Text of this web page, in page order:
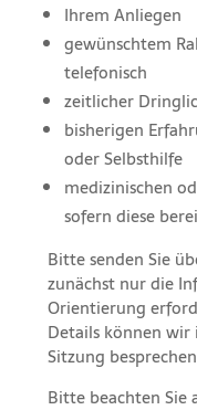
Ihrem Anliegen
gewünschtem
telefonisch
zeitlicher
bisherigen
oder Selbsthilfe
medizinischen
sofern diese
Bitte senden Sie
zunächst nur die
Orientierung
Details können
Sitzung
Bitte beachten Sie